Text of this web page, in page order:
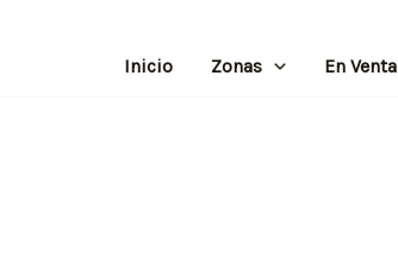
Inicio Zonas En Venta